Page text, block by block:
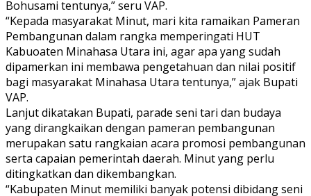
Bohusami tentunya,” seru VAP.
“Kepada masyarakat Minut, mari kita ramaikan Pameran
Pembangunan dalam rangka memperingati HUT
Kabuoaten Minahasa Utara ini, agar apa yang sudah
dipamerkan ini membawa pengetahuan dan nilai positif
bagi masyarakat Minahasa Utara tentunya,” ajak Bupati
VAP.
Lanjut dikatakan Bupati, parade seni tari dan budaya
yang dirangkaikan dengan pameran pembangunan
merupakan satu rangkaian acara promosi pembangunan
serta capaian pemerintah daerah. Minut yang perlu
ditingkatkan dan dikembangkan.
“Kabupaten Minut memiliki banyak potensi dibidang seni